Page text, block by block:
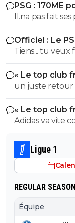
conneries. ^^
PSG : 170ME
Il.na pas fait
de 1ere ligue
Officiel : Le
Tiens... tu
poisson rouge ? Je me demande bien qui t'a aidé
vision da la queue de chat. Bah....
hein ? Mdr
« Le top club
PSG
un juste retour
« Le top club
PSG
Adidas va vite
jambes à leur
clowns qu'est
Ligue 1
REGULAR SEASON
Équipe